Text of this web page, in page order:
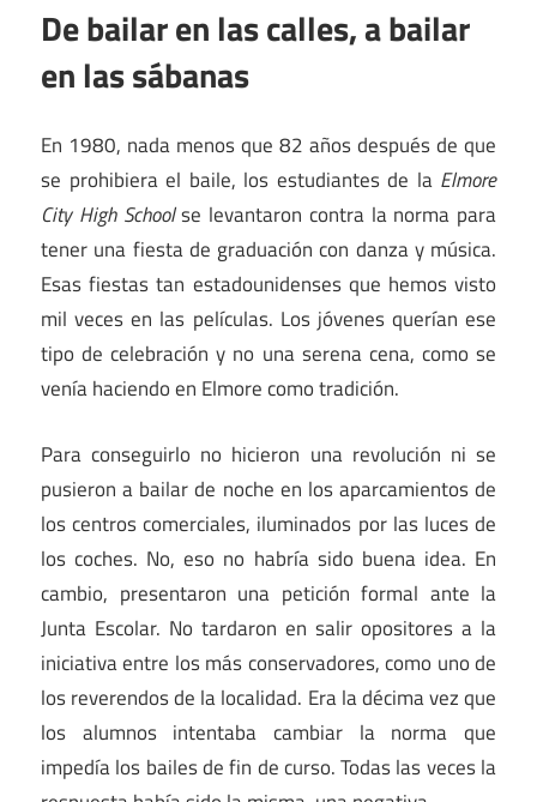
De bailar en las calles, a bailar
en las sábanas
En 1980, nada menos que 82 años después de que
se prohibiera el baile, los estudiantes de la Elmore
City High Schoolse levantaron contra la norma para
tener una fiesta de graduación con danza y música.
Esas fiestas tan estadounidenses que hemos visto
mil veces en las películas. Los jóvenes querían ese
tipo de celebración y no una serena cena, como se
venía haciendo en Elmore como tradición.
Para conseguirlo no hicieron una revolución ni se
pusieron a bailar de noche en los aparcamientos de
los centros comerciales, iluminados por las luces de
los coches. No, eso no habría sido buena idea. En
cambio, presentaron una petición formal ante la
Junta Escolar. No tardaron en salir opositores a la
iniciativa entre los más conservadores, como uno de
los reverendos de la localidad. Era la décima vez que
los alumnos intentaba cambiar la norma que
impedía los bailes de fin de curso. Todas las veces la